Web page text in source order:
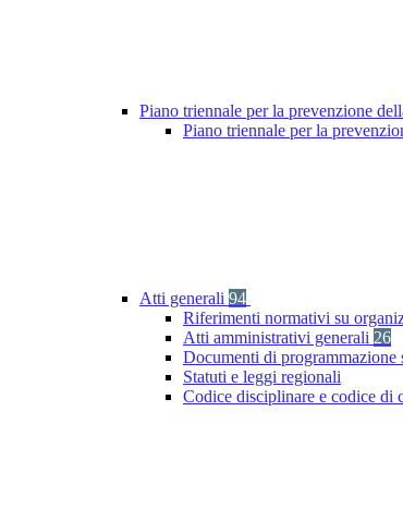
Piano triennale per la prevenzione
Piano triennale per la
Atti generali 94
Riferimenti normativi su
Atti amministrativi generali 26
Documenti di programmazione
Statuti e leggi regionali
Codice disciplinare e codice di